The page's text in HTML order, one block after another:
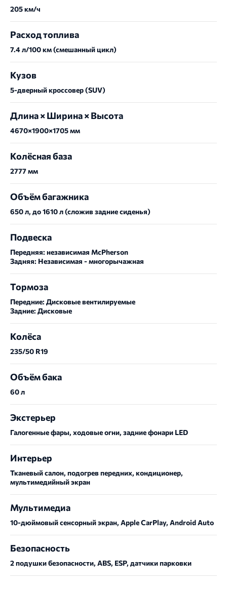
205 км/ч
Расход топлива
7.4 л/100 км (смешанный цикл)
Кузов
5-дверный кроссовер (SUV)
Длина × Ширина × Высота
4670×1900×1705 мм
Колёсная база
2777 мм
Объём багажника
650 л, до 1610 л (сложив задние сиденья)
Подвеска
Передняя: независимая McPherson
Задняя: Независимая - многорычажная
Тормоза
Передние: Дисковые вентилируемые
Задние: Дисковые
Колёса
235/50 R19
Объём бака
60 л
Экстерьер
Галогенные фары, ходовые огни, задние фонари LED
Интерьер
Тканевый салон, подогрев передних, кондиционер,
мультимедийный экран
Мультимедиа
10-дюймовый сенсорный экран, Apple CarPlay, Android Auto
Безопасность
2 подушки безопасности, ABS, ESP, датчики парковки